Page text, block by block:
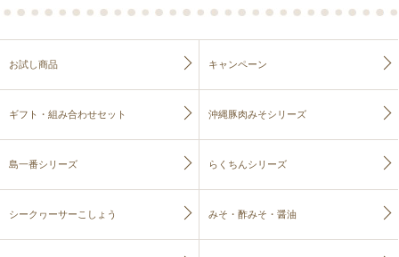
お試し商品 キャンペーン
ギフト・組み合わせセット 沖縄豚肉みそシリーズ
島一番シリーズ らくちんシリーズ
シークヮーサーこしょう みそ・酢みそ・醤油